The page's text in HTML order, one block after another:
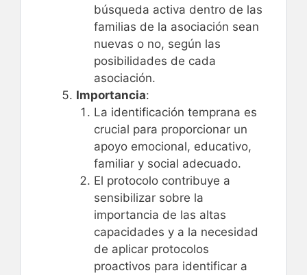
búsqueda activa dentro de las
familias de la asociación sean
nuevas o no, según las
posibilidades de cada
asociación.
Importancia:
La identificación temprana es
crucial para proporcionar un
apoyo emocional, educativo,
familiar y social adecuado.
El protocolo contribuye a
sensibilizar sobre la
importancia de las altas
capacidades y a la necesidad
de aplicar protocolos
proactivos para identificar a